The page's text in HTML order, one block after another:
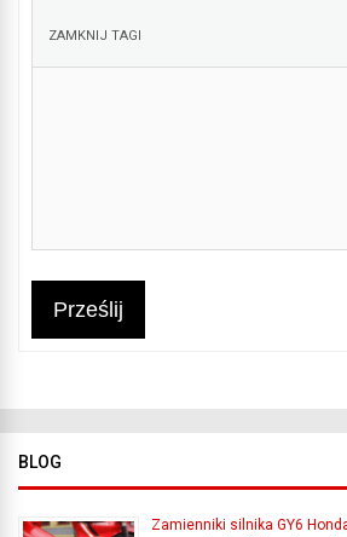
Prześlij
BLOG
Zamienniki silnika GY6